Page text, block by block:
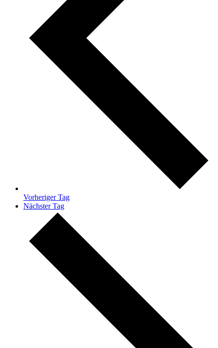
Vorheriger Tag
Nächster Tag